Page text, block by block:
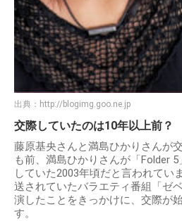
出典： http://blogimg.goo.ne.jp
交際していたのは10年以上前？
藤原基央さんと満島ひかりさんが
も前、満島ひかりさんが「Folder
していた2003年頃だと言われてい
送されていたバラエティ番組「ゼ
演したことをきっかけに、交際が
す。